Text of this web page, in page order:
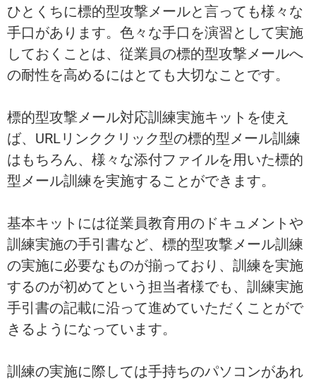
ひとくちに標的型攻撃メールと言っても様々な
手口があります。色々な手口を演習として実施
しておくことは、従業員の標的型攻撃メールへ
の耐性を高めるにはとても大切なことです。
標的型攻撃メール対応訓練実施キットを使え
ば、URLリンククリック型の標的型メール訓練
はもちろん、様々な添付ファイルを用いた標的
型メール訓練を実施することができます。
基本キットには従業員教育用のドキュメントや
訓練実施の手引書など、標的型攻撃メール訓練
の実施に必要なものが揃っており、訓練を実施
するのが初めてという担当者様でも、訓練実施
手引書の記載に沿って進めていただくことがで
きるようになっています。
訓練の実施に際しては手持ちのパソコンがあれ